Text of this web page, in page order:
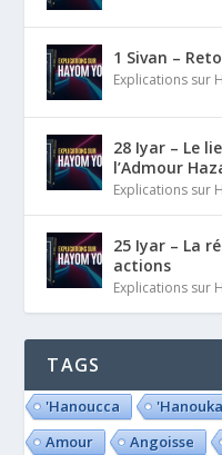
1 Sivan –
Explications sur
28 Iyar – Le
l’Admour
Explications sur
25 Iyar – La
actions
Explications sur
TAGS
'Hanoucca
Amour
Angoisse